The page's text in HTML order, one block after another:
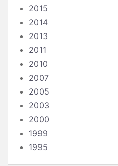
2015
2014
2013
2011
2010
2007
2005
2003
2000
1999
1995